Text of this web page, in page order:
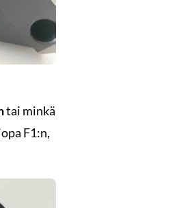
tai minkä
F1:n,